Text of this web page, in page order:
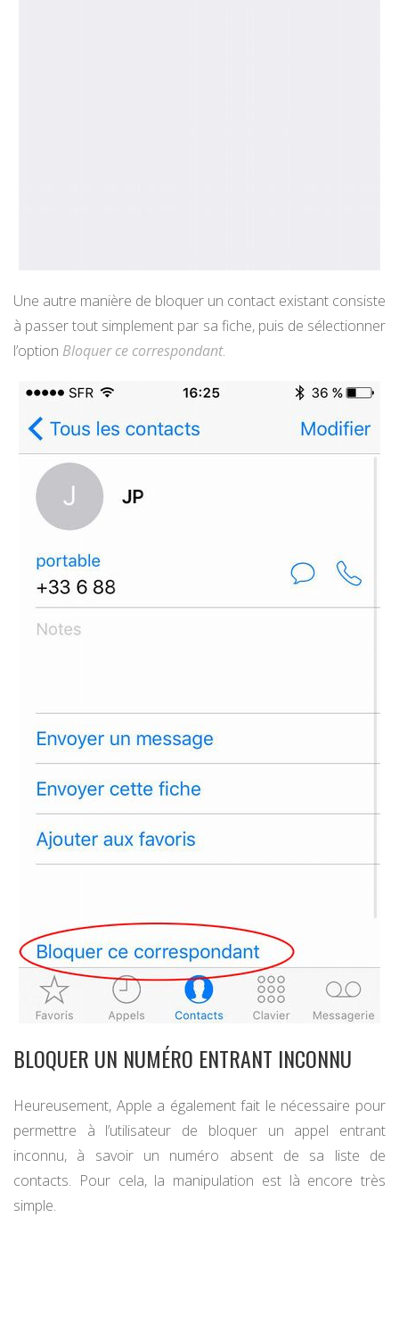
Une autre manière de bloquer un contact existant consiste
à passer tout simplement par sa fiche, puis de sélectionner
l’option Bloquer ce correspondant.
BLOQUER UN NUMÉRO ENTRANT INCONNU
Heureusement, Apple a également fait le nécessaire pour
permettre à l’utilisateur de bloquer un appel entrant
inconnu, à savoir un numéro absent de sa liste de
contacts. Pour cela, la manipulation est là encore très
simple.